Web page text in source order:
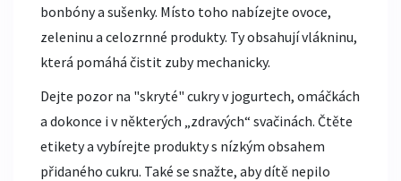
bonbóny a sušenky. Místo toho nabízejte ovoce,
zeleninu a celozrnné produkty. Ty obsahují vlákninu,
která pomáhá čistit zuby mechanicky.
Dejte pozor na "skryté" cukry v jogurtech, omáčkách
a dokonce i v některých „zdravých“ svačinách. Čtěte
etikety a vybírejte produkty s nízkým obsahem
přidaného cukru. Také se snažte, aby dítě nepilo